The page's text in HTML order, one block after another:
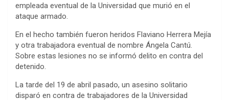
empleada eventual de la Universidad que murió en el
ataque armado.
En el hecho también fueron heridos Flaviano Herrera Mejía
y otra trabajadora eventual de nombre Ángela Cantú.
Sobre estas lesiones no se informó delito en contra del
detenido.
La tarde del 19 de abril pasado, un asesino solitario
disparó en contra de trabajadores de la Universidad